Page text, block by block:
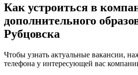
Как устроиться в
дополнительного
Рубцовска
Чтобы узнать актуальные вакансии,
телефона у интересующей вас